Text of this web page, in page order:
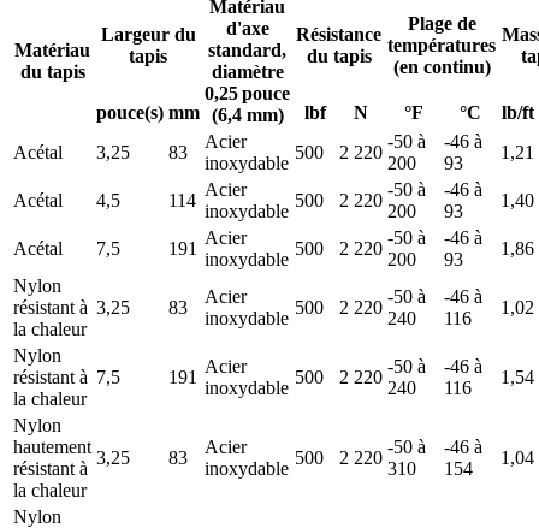
Matériau
du tapis
Largeur du
tapis
Matériau
d'axe
standard,
diamètre
0,25 pouce
(6,4 mm)
Résistance
du tapis
Plage de
températures
(en continu)
pouce(s) mm lbf N °F °C
lb/ft
Acétal
3,25 83
Acier
inoxydable
500 2 220
-50 à
200
-46 à
93
1,21
Acétal 4,5 114
Acier
inoxydable
500 2 220
-50 à
200
-46 à
93
1,40
Acétal 7,5 191
Acier
inoxydable
500 2 220
-50 à
200
-46 à
93
1,86
Nylon
résistant à
la chaleur
3,25 83
Acier
inoxydable
500 2 220
-50 à
240
-46 à
116
1,02
Nylon
résistant à
la chaleur
7,5 191
Acier
inoxydable
500 2 220
-50 à
240
-46 à
116
1,54
Nylon
hautement
résistant à
la chaleur
3,25 83
Acier
inoxydable
500 2 220
-50 à
310
-46 à
154
1,04
Nylon